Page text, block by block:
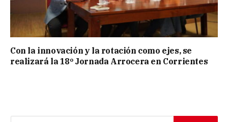
Con la innovación y la rotación como ejes, se
realizará la 18º Jornada Arrocera en Corrientes